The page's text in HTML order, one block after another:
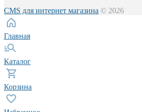
CMS для интернет магазина © 2026
Главная
Каталог
Корзина